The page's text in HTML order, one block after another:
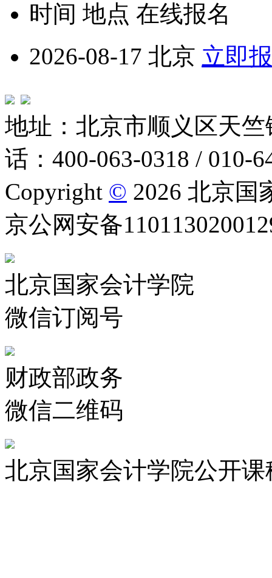
时间 地点 在线报名
2026-08-17 北京 立即
地址：北京市顺义区天
话：400-063-0318 / 010-
Copyright © 2026 北京国
京公网安备
北京国家会计学院
微信订阅号
财政部政务
微信二维码
北京国家会计学院公开课